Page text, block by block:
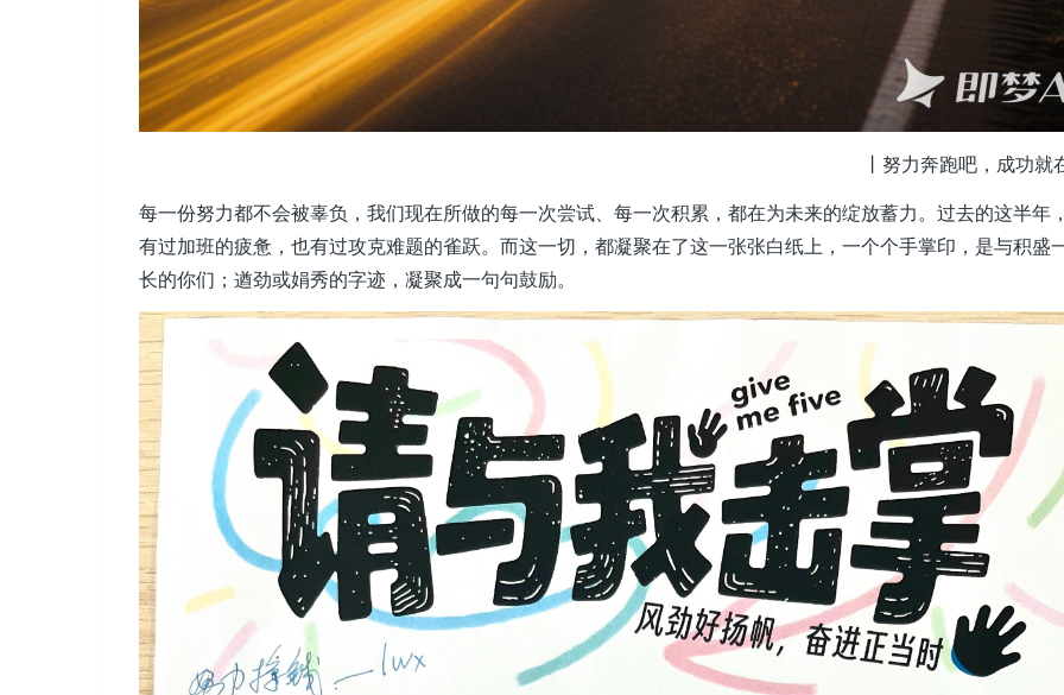
丨努力奔跑吧，成功就
每一份努力都不会被辜负，我们现在所做的每一次尝试、每一次积累，都在为未来的绽放蓄力。过去的这半年
有过加班的疲惫，也有过攻克难题的雀跃。而这一切，都凝聚在了这一张张白纸上，一个个手掌印，是与积盛
长的你们；遒劲或娟秀的字迹，凝聚成一句句鼓励。